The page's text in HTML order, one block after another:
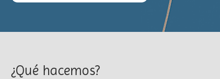
¿Qué hacemos?